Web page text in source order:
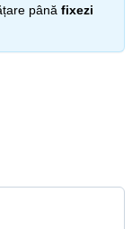
până fixezi